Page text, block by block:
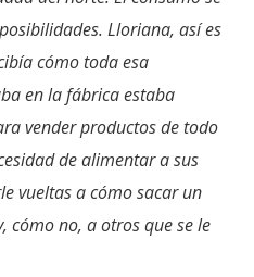
Lloriana, así es
cómo toda esa
en la fábrica estaba
vender productos de todo
de alimentar a sus
vueltas a cómo sacar un
cómo no, a otros que se le